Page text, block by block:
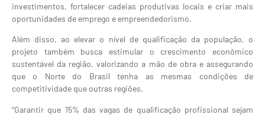
investimentos, fortalecer cadeias produtivas locais e criar mais
oportunidades de emprego e empreendedorismo.
Além disso, ao elevar o nível de qualificação da população, o
projeto também busca estimular o crescimento econômico
sustentável da região, valorizando a mão de obra e assegurando
que o Norte do Brasil tenha as mesmas condições de
competitividade que outras regiões.
“Garantir que 15% das vagas de qualificação profissional sejam